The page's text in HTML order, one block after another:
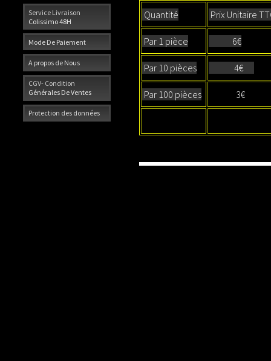
Service Livraison
Colissimo 48H
Mode De Paiement
A propos de Nous
CGV- Condition
Générales De Ventes
Protection des données
Quantité Prix Unitaire
Par 1 pièce 6€
Par 10 pièces 4€
Par 100 pièces 3€